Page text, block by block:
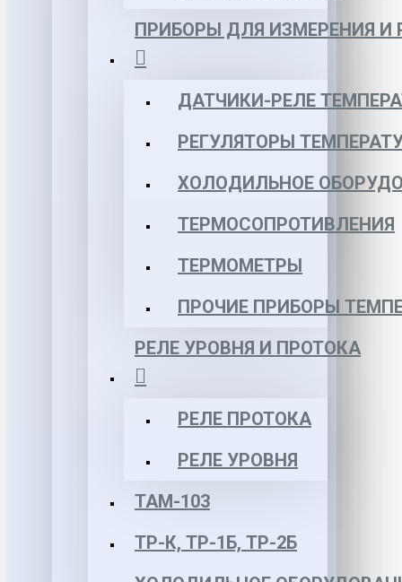
ПРИБОРЫ ДЛЯ ИЗМЕРЕНИЯ И
ДАТЧИКИ-РЕЛЕ
РЕГУЛЯТОРЫ
ХОЛОДИЛЬНОЕ
ТЕРМОСОПРОТИВЛЕНИЯ
ТЕРМОМЕТРЫ
ПРОЧИЕ ПРИБОРЫ
РЕЛЕ УРОВНЯ И ПРОТОКА
РЕЛЕ ПРОТОКА
РЕЛЕ УРОВНЯ
ТАМ-103
ТР-К, ТР-1Б, ТР-2Б